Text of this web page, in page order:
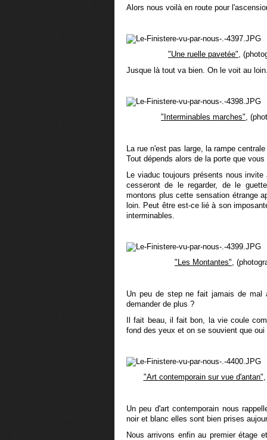
Alors nous voilà en route pour
"Une ruelle pavetée",
Jusque là tout va bien. On le voit au
"Interminables marches",
La rue n'est pas large, la rampe
Tout dépends alors de la porte que
Le viaduc toujours présents nous
cesseront de le regarder, de le
montons plus cette sensation étrange
loin. Peut être est-ce lié à son
interminables.
"Les Montantes",
Un peu de step ne fait jamais de mal
demander de plus ?
Il fait beau, il fait bon, la vie coule
fond des yeux et on se souvient que
"Art contemporain sur vue d'antan"
Un peu d'art contemporain nous
noir et blanc elles sont bien prises
Nous arrivons enfin au premier étage